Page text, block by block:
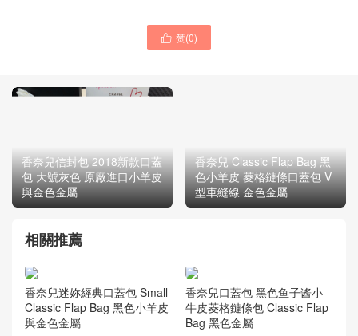
 赞(0)
香奈兒信封包 2018新款口蓋
包 大號灰色 原廠進口小羊皮
與金色金屬
香奈兒 Classic Flap Bag 黑
色小羊皮 菱格鏈條口蓋包 V
型車縫線 金色金屬
相關推薦
香奈兒迷妳經典口蓋包 Small
Classic Flap Bag 黑色小羊皮
與金色金屬
香奈兒口蓋包 黑色鱼子酱小
牛皮菱格鏈條包 Classic Flap
Bag 黑色金屬